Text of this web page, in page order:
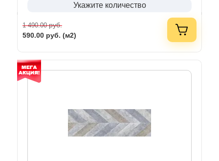
Укажите количество
1 490.00руб.
590.00 руб. (м2)